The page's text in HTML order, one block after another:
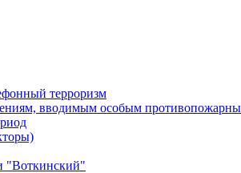
терроризм
вводимым особым
"Воткинский"